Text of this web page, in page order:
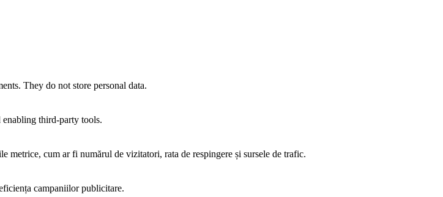
They do not store personal data.
third-party tools.
cum ar fi numărul de vizitatori, rata de respingere și sursele de trafic.
campaniilor publicitare.